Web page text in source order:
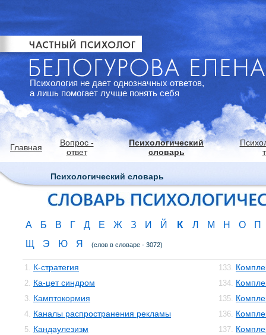
Психология не дает однозначных ответов,
а лишь помогает лучше понять себя
Главная
Вопрос -
ответ
Психологический
словарь
Психологический словарь
А Б В Г Д Е Ж З И Й К Л М Н О
П
Щ
Э Ю Я (слов в словаре - 3072)
1. К-стратегия
2. Ка-цет синдром
3. Камптокормия
4. Каналы распространения рекламы
5. Кандаулезизм
133.
134.
135.
136.
137.